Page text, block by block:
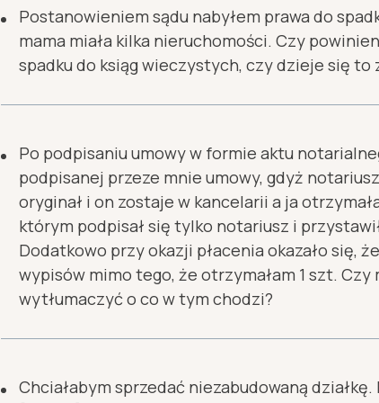
Nie rozstrzyga ona o skutkach podpisanego
urzędowej. Stwierdza tylko, że dany dokument w
określona osoba. Jeśli klient stwierdzi w
W myśl uchwały SN z dnia 19.11.2010 r. III CZP
złożony, zwłaszcza jeśli dokument jest
Postanowieniem sądu nabyłem prawa do
mama miała kilka nieruchomości. Czy
spadku do ksiąg wieczystych, czy dzieje się to
W przypadku procedury, którą związane są sądy
Dlatego Spadkobiercy powinni niezwłocznie po
postanowienia Sądu o stwierdzeniu nabycia
poświadczenia dziedziczenia sporządzonego
odpowiedni wniosek o wpis prawa własności do
(Wydział Ksiąg Wieczystych).
Po podpisaniu umowy w formie aktu
podpisanej przeze mnie umowy, gdyż
oryginał i on zostaje w kancelarii a ja
którym podpisał się tylko notariusz i
Dodatkowo przy okazji płacenia okazało się,
wypisów mimo tego, że otrzymałam 1 szt. Czy
wytłumaczyć o co w tym chodzi?
Zgodnie z art. 95 ustawy z dnia 14 lutego 1991
to znaczy poza kancelarię notarialną. Tak zwany
Chciałabym sprzedać niezabudowaną działkę.